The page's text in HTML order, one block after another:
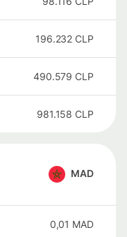
196.232 CLP
490.579 CLP
981.158 CLP
MAD
0,01 MAD